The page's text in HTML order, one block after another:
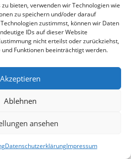
bieten, verwenden wir Technologien wie
zu speichern und/oder darauf
zustimmst, können wir Daten
IDs auf dieser Website
nicht erteilst oder zurückziehst,
Funktionen beeinträchtigt werden.
Akzeptieren
Ablehnen
ansehen
DatenschutzerklärungImpressum
für Schwule
gerne unter